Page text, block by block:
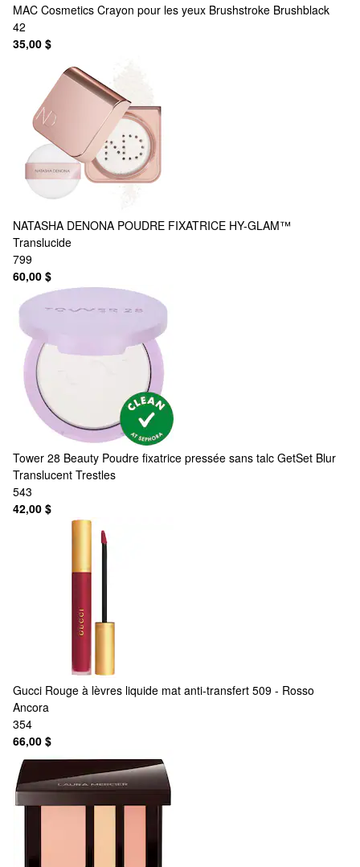
MAC Cosmetics Crayon pour les yeux Brushstroke Brushblack
42
35,00 $
NATASHA DENONA POUDRE FIXATRICE HY-GLAM™
Translucide
799
60,00 $
Tower 28 Beauty Poudre fixatrice pressée sans talc GetSet Blur
Translucent Trestles
543
42,00 $
Gucci Rouge à lèvres liquide mat anti-transfert 509 - Rosso
Ancora
354
66,00 $